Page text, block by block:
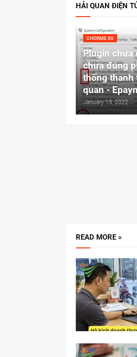
HẢI QUAN ĐIỆN
CHORME 80
Plugin chưa
chưa đúng
thống thanh
quan -
January 15, 2022
READ MORE »